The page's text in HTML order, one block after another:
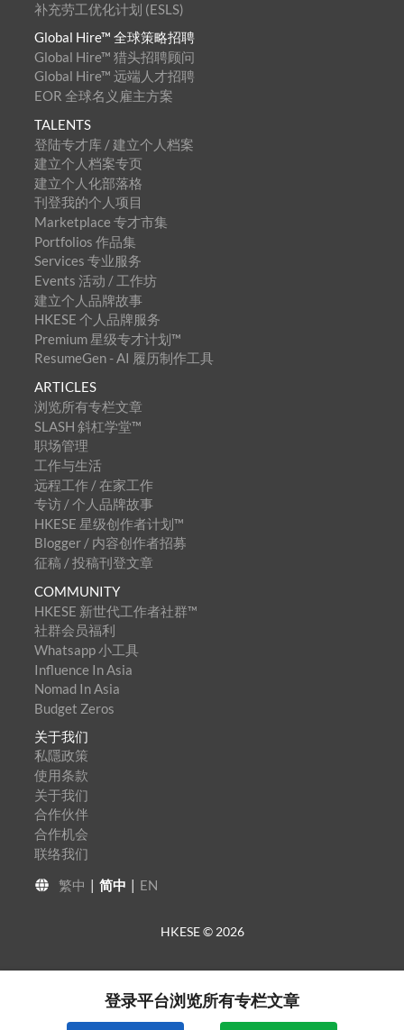
补充劳工优化计划 (ESLS)
Global Hire™ 全球策略招聘
Global Hire™ 猎头招聘顾问
Global Hire™ 远端人才招聘
EOR 全球名义雇主方案
TALENTS
登陆专才库 / 建立个人档案
建立个人档案专页
建立个人化部落格
刊登我的个人项目
Marketplace 专才市集
Portfolios 作品集
Services 专业服务
Events 活动 / 工作坊
建立个人品牌故事
HKESE 个人品牌服务
Premium 星级专才计划™
ResumeGen - AI 履历制作工具
ARTICLES
浏览所有专栏文章
SLASH 斜杠学堂™
职场管理
工作与生活
远程工作 / 在家工作
专访 / 个人品牌故事
HKESE 星级创作者计划™
Blogger / 内容创作者招募
征稿 / 投稿刊登文章
COMMUNITY
HKESE 新世代工作者社群™
社群会员福利
Whatsapp 小工具
Influence In Asia
Nomad In Asia
Budget Zeros
关于我们
私隱政策
使用条款
关于我们
合作伙伴
合作机会
联络我们
繁中 | 简中 | EN
HKESE © 2026
登录平台浏览所有专栏文章